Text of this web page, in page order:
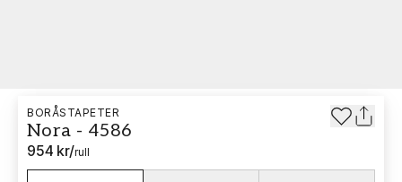
BORÅSTAPETER
Nora - 4586
954 kr/rull